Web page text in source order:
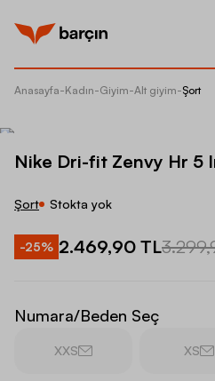
Anasayfa-Kadın-Giyim-Alt giyim-Şort
Nike Dri-fit Zenvy Hr 5
Şort Stokta yok
-25% 2.469,90 TL
Numara/Beden Seç
XXS XS